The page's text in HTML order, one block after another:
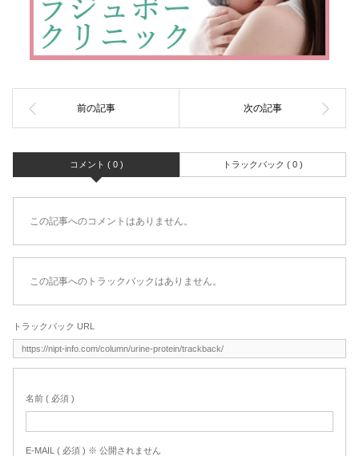
コメント ( 0 ) トラックバック ( 0 )
この記事へのコメントはありません。
この記事へのトラックバックはありません。
トラックバック URL
名前 ( 必須 )
E-MAIL ( 必須 ) ※ 公開されません